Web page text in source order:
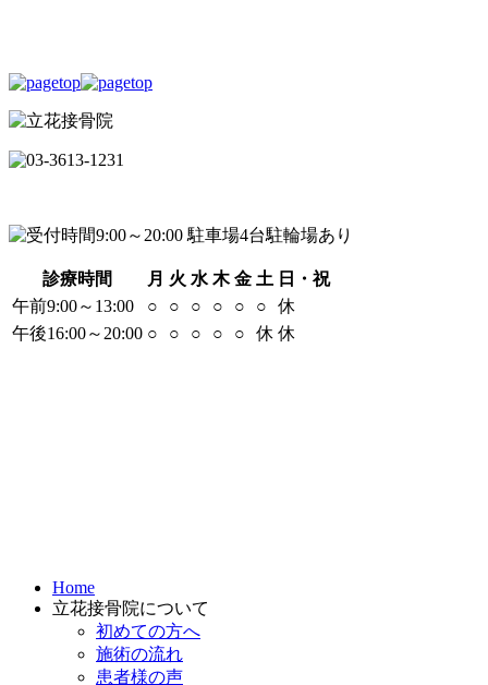
診療時間 月 火 水 木 金 土 日・祝
午前9:00～13:00
○ ○ ○ ○ ○ ○
休
午後16:00～20:00 ○ ○ ○ ○ ○ 休 休
Home
立花接骨院について
初めての方へ
施術の流れ
患者様の声